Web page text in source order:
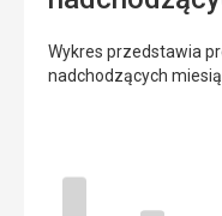
Wykres przedstawia
nadchodzących